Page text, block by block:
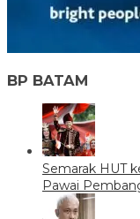
BP BATAM
Semarak HUT
Pawai